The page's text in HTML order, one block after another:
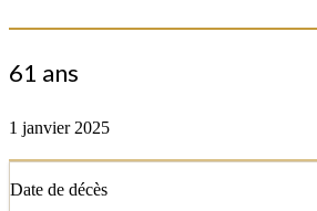
61 ans
1 janvier 2025
Date de décès